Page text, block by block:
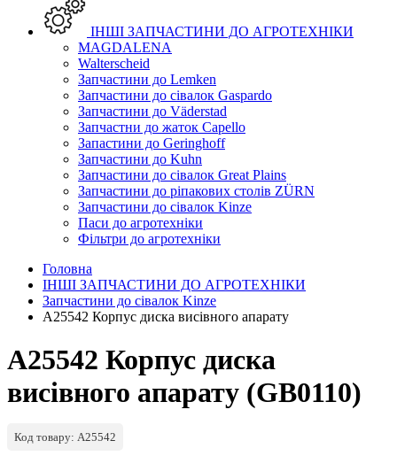
ІНШІ ЗАПЧАСТИНИ ДО АГРОТЕХНІКИ
MAGDALENA
Walterscheid
Запчастини до Lemken
Запчастини до сівалок Gaspardo
Запчастини до Väderstad
Запчастни до жаток Capello
Запастини до Geringhoff
Запчастини до Kuhn
Запчастини до сівалок Great Plains
Запчастини до ріпакових столів ZÜRN
Запчастини до сівалок Kinze
Паси до агротехніки
Фільтри до агротехніки
Головна
ІНШІ ЗАПЧАСТИНИ ДО АГРОТЕХНІКИ
Запчастини до сівалок Kinze
A25542 Корпус диска висівного апарату
A25542 Корпус диска
висівного апарату (GB0110)
Код товару: A25542